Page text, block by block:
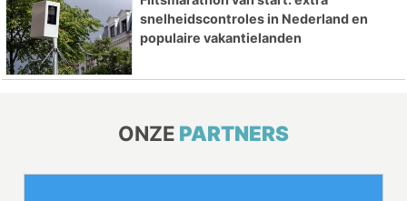
snelheidscontroles in Nederland en
populaire vakantielanden
ONZE PARTNERS